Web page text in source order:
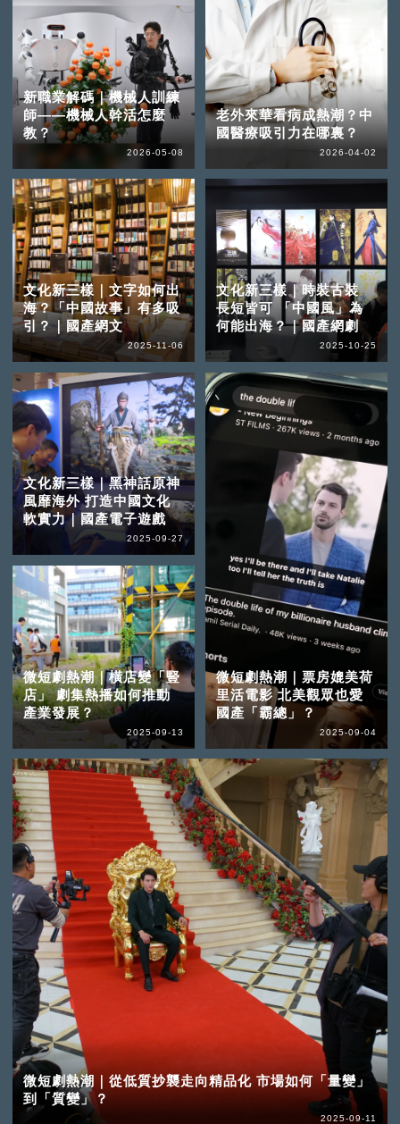
新職業解碼｜機械人訓練
師——機械人幹活怎麼
教？
2026-05-08
老外來華看病成熱潮？中
國醫療吸引力在哪裏？
2026-04-02
文化新三樣｜文字如何出
海？「中國故事」有多吸
引？｜國產網文
2025-11-06
文化新三樣｜時裝古裝
長短皆可 「中國風」為
何能出海？｜國產網劇
2025-10-25
文化新三樣｜黑神話原神
風靡海外 打造中國文化
軟實力｜國產電子遊戲
2025-09-27
微短劇熱潮｜橫店變「豎
店」 劇集熱播如何推動
產業發展？
2025-09-13
微短劇熱潮｜從低質抄襲走向精品化 市場如何「量變」
到「質變」？
2025-09-11
微短劇熱潮｜票房媲美荷
里活電影 北美觀眾也愛
國產「霸總」？
2025-09-04